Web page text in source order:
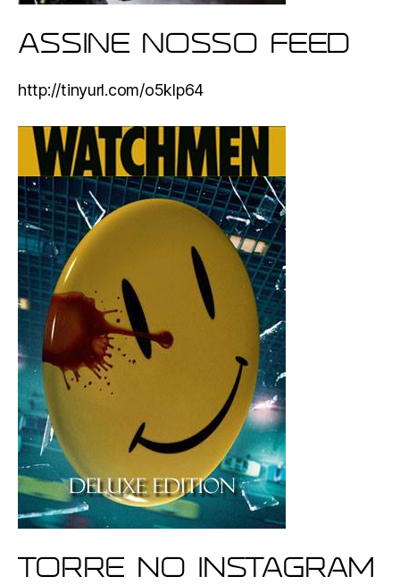
ASSINE NOSSO FEED
http://tinyurl.com/o5klp64
Torre no Instagram